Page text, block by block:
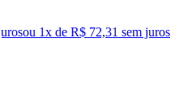
ou 1x de R$ 72,31 sem juros